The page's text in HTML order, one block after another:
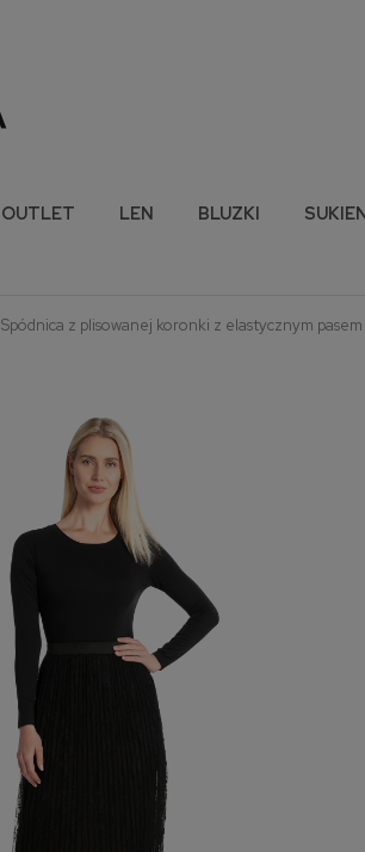
OUTLET LEN BLUZKI
Spódnica z plisowanej koronki z elastycznym